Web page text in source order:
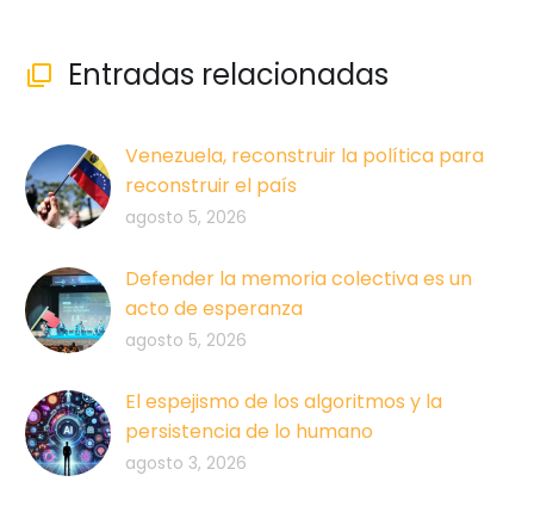
 Entradas relacionadas
Venezuela, reconstruir la política para
reconstruir el país
agosto 5, 2026
Defender la memoria colectiva es un
acto de esperanza
agosto 5, 2026
El espejismo de los algoritmos y la
persistencia de lo humano
agosto 3, 2026